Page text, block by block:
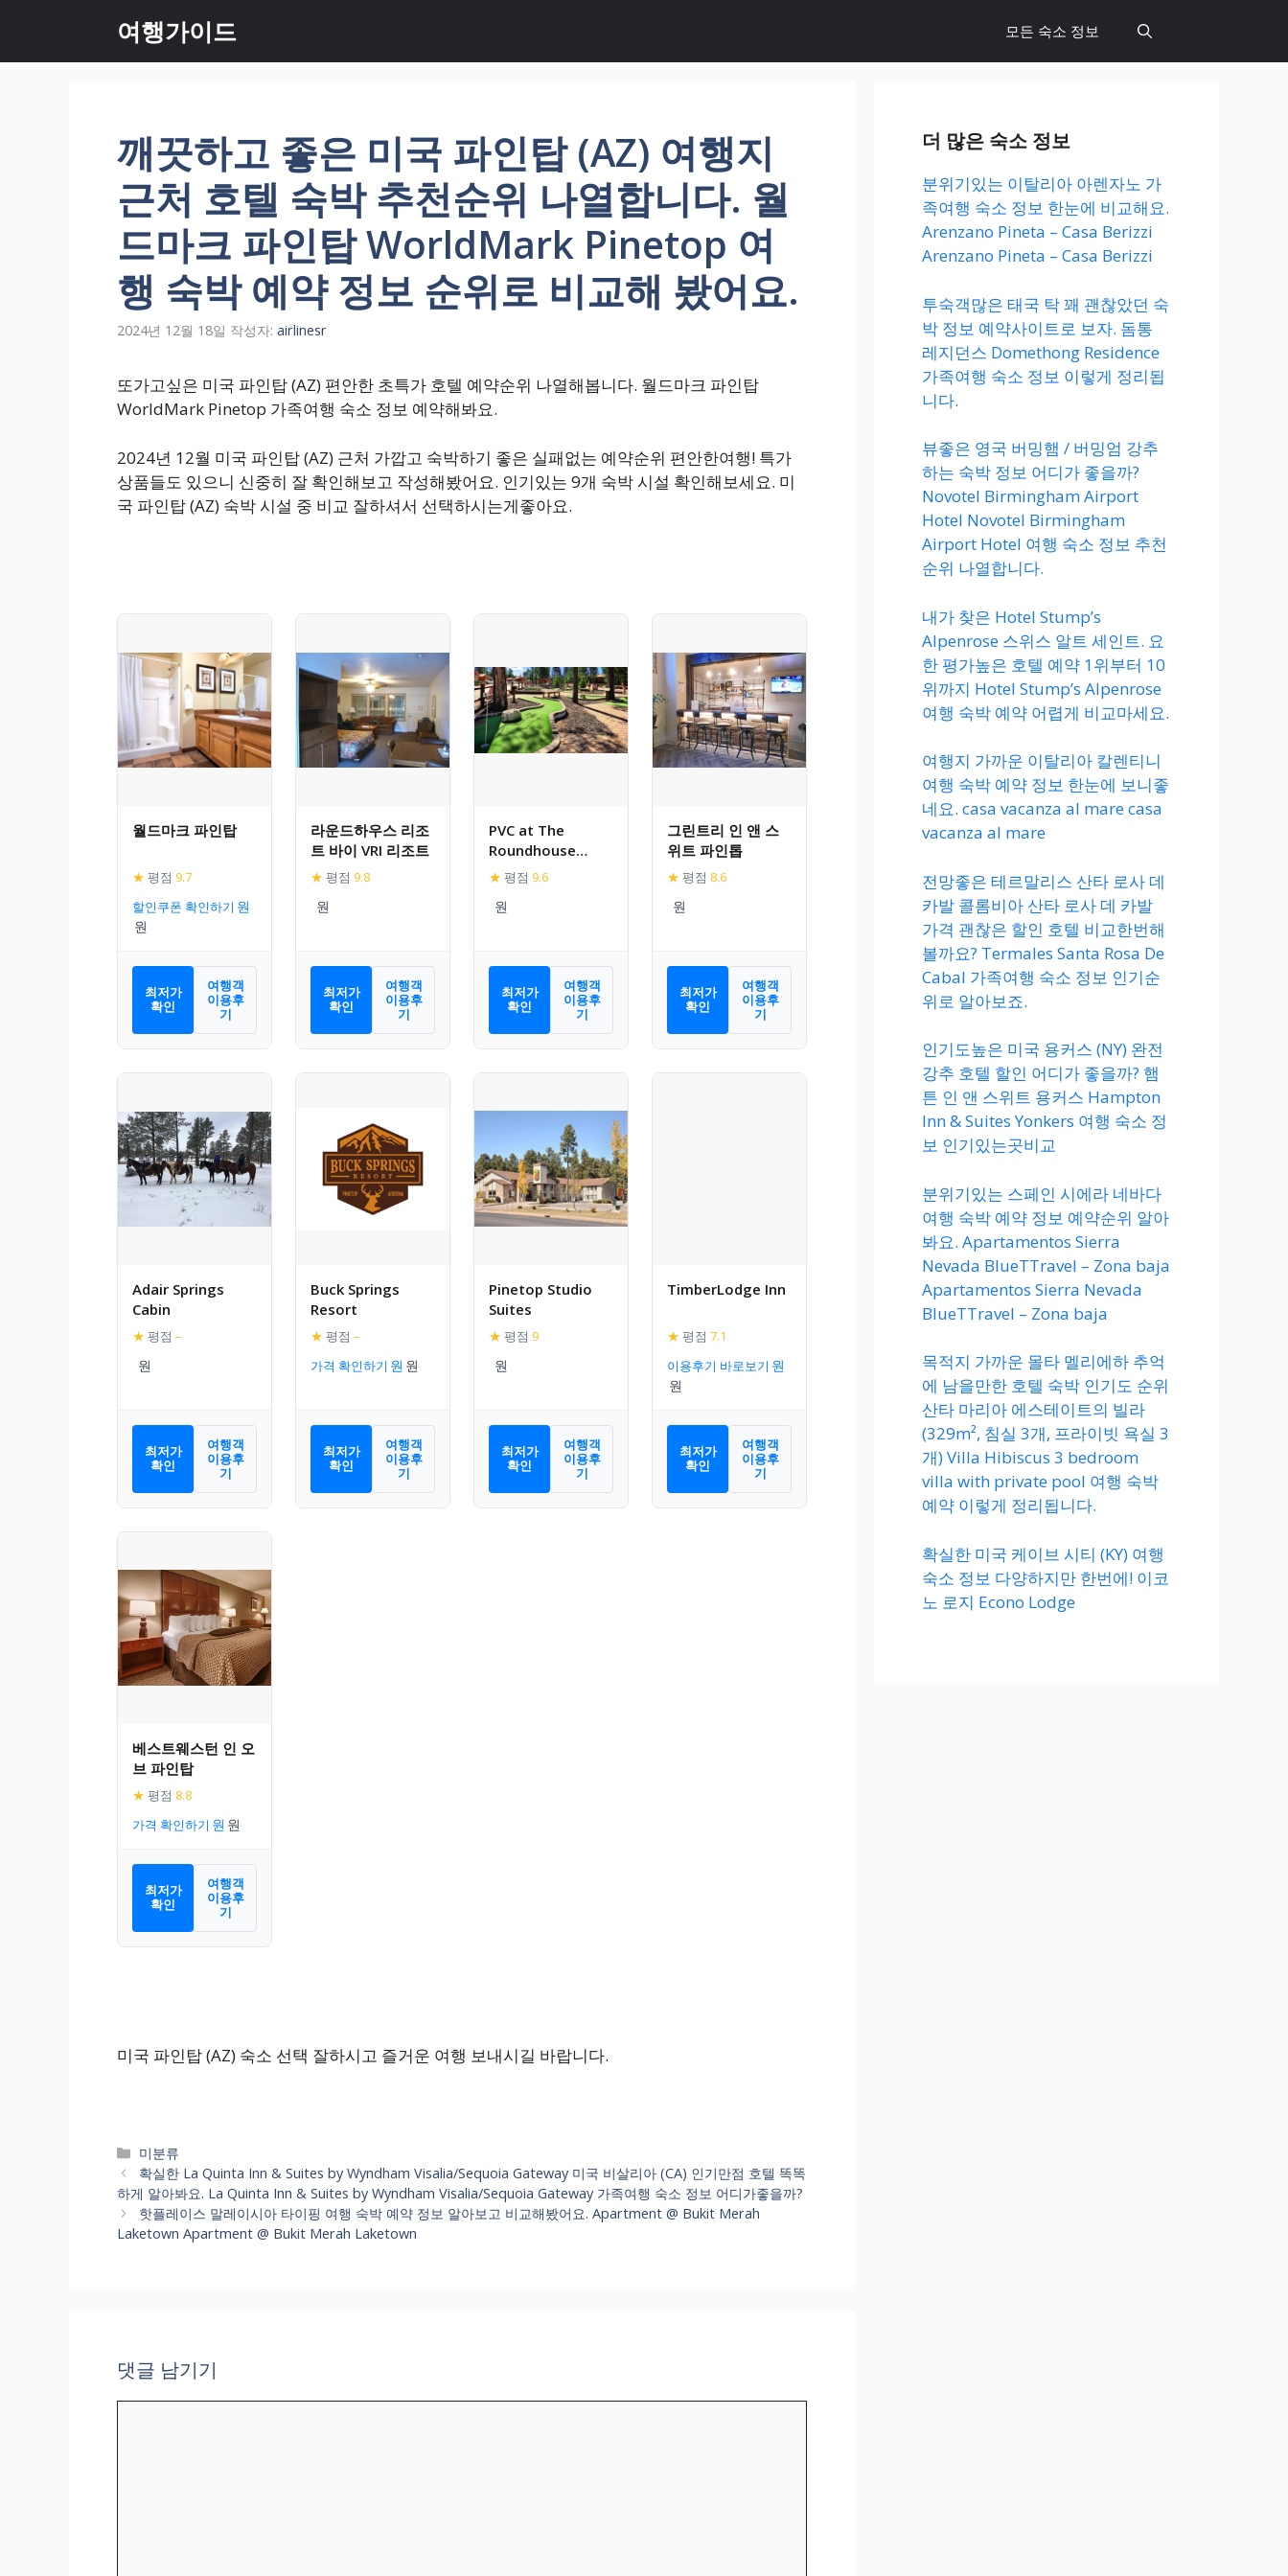
츠
여행가이드 모든 숙소 정보
깨끗하고 좋은 미국 파인탑 (AZ) 여행지
근처 호텔 숙박 추천순위 나열합니다. 월
드마크 파인탑 WorldMark Pinetop 여
행 숙박 예약 정보 순위로 비교해 봤어요.
2024년 12월 18일 작성자: airlinesr
또가고싶은 미국 파인탑 (AZ) 편안한 초특가 호텔 예약순위 나열해봅니다. 월드마크 파인탑
WorldMark Pinetop 가족여행 숙소 정보 예약해봐요.
2024년 12월 미국 파인탑 (AZ) 근처 가깝고 숙박하기 좋은 실패없는 예약순위 편안한여행! 특가
상품들도 있으니 신중히 잘 확인해보고 작성해봤어요. 인기있는 9개 숙박 시설 확인해보세요. 미
국 파인탑 (AZ) 숙박 시설 중 비교 잘하셔서 선택하시는게좋아요.
월드마크 파인탑
★ 평점 9.7
할인쿠폰 확인하기
최저가
확인
여행객
이용후
기
라운드하우스 리조
트 바이 VRI 리조트
★ 평점 9.8
최저가
확인
여행객
이용후
기
PVC at The
Roundhouse
Resort
★ 평점 9.6
최저가
확인
여행객
이용후
기
그린트리 인 앤 스
위트 파인톱
★ 평점 8.6
최저가
확인
여행객
이용후
기
Adair Springs
Cabin
★ 평점 –
최저가
확인
여행객
이용후
기
Buck Springs
Resort
★ 평점 –
가격 확인하기
최저가
확인
여행객
이용후
기
Pinetop Studio
Suites
★ 평점 9
최저가
확인
여행객
이용후
기
TimberLodge Inn
★ 평점 7.1
이용후기 바로보기
최저가
확인
여행객
이용후
기
베스트웨스턴 인 오
브 파인탑
★ 평점 8.8
가격 확인하기
최저가
확인
여행객
이용후
기
미국 파인탑 (AZ) 숙소 선택 잘하시고 즐거운 여행 보내시길 바랍니다.
카
테
고
리
미분류
확실한 La Quinta Inn & Suites by Wyndham Visalia/Sequoia Gateway 미국 비살리아 (CA) 인기만점 호텔 똑똑
하게 알아봐요. La Quinta Inn & Suites by Wyndham Visalia/Sequoia Gateway 가족여행 숙소 정보 어디가좋을까?
핫플레이스 말레이시아 타이핑 여행 숙박 예약 정보 알아보고 비교해봤어요. Apartment @ Bukit Merah
Laketown Apartment @ Bukit Merah Laketown
댓글 남기기
더 많은 숙소 정보
분위기있는 이탈리아 아렌자노 가
족여행 숙소 정보 한눈에 비교해요.
Arenzano Pineta – Casa Berizzi
Arenzano Pineta – Casa Berizzi
투숙객많은 태국 탁 꽤 괜찮았던 숙
박 정보 예약사이트로 보자. 돔통
레지던스 Domethong Residence
가족여행 숙소 정보 이렇게 정리됩
니다.
뷰좋은 영국 버밍햄 / 버밍엄 강추
하는 숙박 정보 어디가 좋을까?
Novotel Birmingham Airport
Hotel Novotel Birmingham
Airport Hotel 여행 숙소 정보 추천
순위 나열합니다.
내가 찾은 Hotel Stump’s
Alpenrose 스위스 알트 세인트. 요
한 평가높은 호텔 예약 1위부터 10
위까지 Hotel Stump’s Alpenrose
여행 숙박 예약 어렵게 비교마세요.
여행지 가까운 이탈리아 칼렌티니
여행 숙박 예약 정보 한눈에 보니좋
네요. casa vacanza al mare casa
vacanza al mare
전망좋은 테르말리스 산타 로사 데
카발 콜롬비아 산타 로사 데 카발
가격 괜찮은 할인 호텔 비교한번해
볼까요? Termales Santa Rosa De
Cabal 가족여행 숙소 정보 인기순
위로 알아보죠.
인기도높은 미국 용커스 (NY) 완전
강추 호텔 할인 어디가 좋을까? 햄
튼 인 앤 스위트 용커스 Hampton
Inn & Suites Yonkers 여행 숙소 정
보 인기있는곳비교
분위기있는 스페인 시에라 네바다
여행 숙박 예약 정보 예약순위 알아
봐요. Apartamentos Sierra
Nevada BlueTTravel – Zona baja
Apartamentos Sierra Nevada
BlueTTravel – Zona baja
목적지 가까운 몰타 멜리에하 추억
에 남을만한 호텔 숙박 인기도 순위
산타 마리아 에스테이트의 빌라
(329m², 침실 3개, 프라이빗 욕실 3
개) Villa Hibiscus 3 bedroom
villa with private pool 여행 숙박
예약 이렇게 정리됩니다.
확실한 미국 케이브 시티 (KY) 여행
숙소 정보 다양하지만 한번에! 이코
노 로지 Econo Lodge